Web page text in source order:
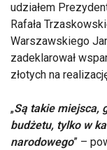
udziałem
Rafała
Warszawskiego
zadeklarował
złotych na
„Są takie miejsca,
budżetu, tylko w
narodowego” –